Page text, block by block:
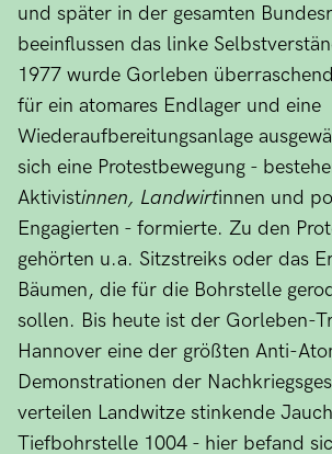
und später in der gesamten
beeinflussen das linke
1977 wurde Gorleben
für ein atomares Endlager und eine
Wiederaufbereitungsanlage
sich eine Protestbewegung -
Aktivistinnen, Landwirtinnen und
Engagierten - formierte. Zu den
gehörten u.a. Sitzstreiks oder das
Bäumen, die für die Bohrstelle
sollen. Bis heute ist der Gorleben-
Hannover eine der größten Anti-
Demonstrationen der
verteilen Landwitze stinkende
Tiefbohrstelle 1004 - hier befand